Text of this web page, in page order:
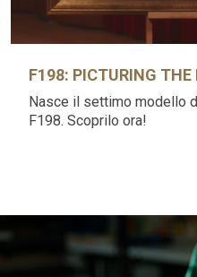
F198: PICTURING THE
Nasce il settimo modello
F198. Scoprilo ora!